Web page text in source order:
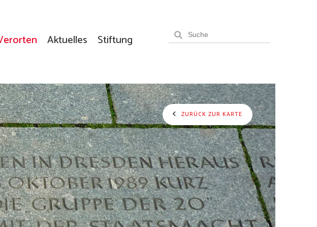
Aktuelles Stiftung
ZURÜCK ZUR KARTE